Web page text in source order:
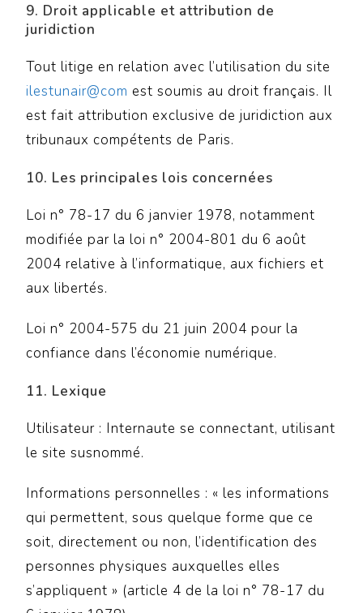
9. Droit applicable et attribution de
juridiction
Tout litige en relation avec l’utilisation du site
ilestunair@com est soumis au droit français. Il
est fait attribution exclusive de juridiction aux
tribunaux compétents de Paris.
10. Les principales lois concernées
Loi n° 78-17 du 6 janvier 1978, notamment
modifiée par la loi n° 2004-801 du 6 août
2004 relative à l’informatique, aux fichiers et
aux libertés.
Loi n° 2004-575 du 21 juin 2004 pour la
confiance dans l’économie numérique.
11. Lexique
Utilisateur : Internaute se connectant, utilisant
le site susnommé.
Informations personnelles : « les informations
qui permettent, sous quelque forme que ce
soit, directement ou non, l’identification des
personnes physiques auxquelles elles
s’appliquent » (article 4 de la loi n° 78-17 du